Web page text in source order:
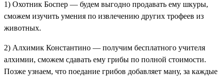
1) Охотник Боспер — будем выгодно продавать ему шкуры,
сможем изучить умения по извлечению других трофеев из
животных.
2) Алхимик Константино — получим бесплатного учителя
алхимии, сможем сдавать ему грибы по полной стоимости.
Позже узнаем, что поедание грибов добавляет ману, за каждые